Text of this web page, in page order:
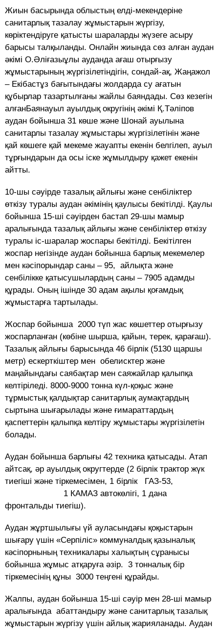
Жиын басырында облыстың елді-мекендеріне
санитарлық тазалау жұмыстарын жүргізу,
көріктендіруге қатысты шараларды жүзеге асыру
барысы талқыланды. Онлайн жиында сөз алған аудан
әкімі О.Әліғазыұлы ауданда ағаш отырғызу
жұмыстарының жүргізілетіндігін, сондай-ақ, Жаңажол
– Екібастұз бағытындағы жолдарда су ағатын
құбырлар тазартылғаны жайлы баяндады. Сөз кезегін
алғанБаянауыл ауылдық округінің әкімі Қ.Тәліпов
аудан бойынша 31 көше және Шонай ауылына
санитарлы тазалау жұмыстары жүргізілетінін және
қай көшеге қай мекеме жауапты екенін белгілеп, ауыл
тұрғындарын да осы іске жұмылдыру қажет екенін
айтты.
10-шы сәуірде тазалық айлығы және сенбіліктер
өткізу туралы аудан әкімінің қаулысы бекітілді. Қаулы
бойынша 15-ші сәуірден бастап 29-шы мамыр
аралығында тазалық айлығы және сенбіліктер өткізу
туралы іс-шаралар жоспары бекітілді. Бекітілген
жоспар негізінде аудан бойынша барлық мекемелер
мен кәсіпорындар саны – 95, айлықта және
сенбілікке қатысушылардың саны – 7905 адамды
құрады. Оның ішінде 30 адам ақылы қоғамдық
жұмыстарға тартылады.
Жоспар бойынша 2000 түп жас көшеттер отырғызу
жоспарланған (көбіне шырша, қайын, терек, қарағаш).
Тазалық айлығы барысында 46 бірлік (5130 щаршы
метр) ескерткіштер мен обелисктер және
маңайындағы саябақтар мен саяжайлар қалыпқа
келтіріледі. 8000-9000 тонна күл-қоқыс және
тұрмыстық қалдықтар санитарлық аумақтардың
сыртына шығарылады және ғимараттардың
қаспеттерін қалыпқа келтіру жұмыстары жүргізілетін
болады.
Аудан бойынша барлығы 42 техника қатысады. Атап
айтсақ, әр ауылдық округтерде (2 бірлік трактор жүк
тиегіші және тіркемесімен, 1 бірлік ГАЗ-53,
1 КАМАЗ автокөлігі, 1 дана
фронтальды тиегіш).
Аудан жұртшылығы үй ауласындағы қоқыстарын
шығару үшін «Серпіліс» коммуналдық қазыналық
кәсіпорнының техникалары халықтың сұранысы
бойынша жұмыс атқаруға әзір. 3 тонналық бір
тіркемесінің құны 3000 теңгені құрайды.
Жалпы, аудан бойынша 15-ші сәуір мен 28-ші мамыр
аралығында абаттандыру және санитарлық тазалық
жұмыстарын жүргізу үшін айлық жарияланады. Аудан